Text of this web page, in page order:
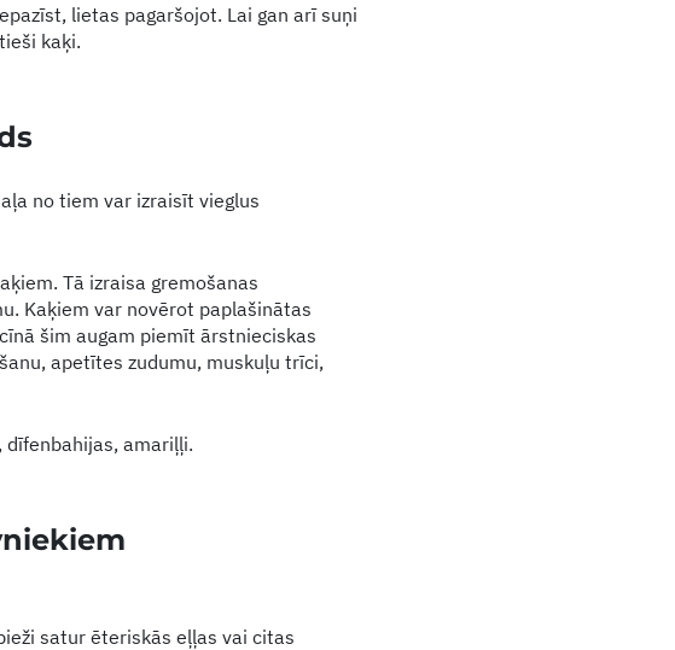
lietas pagaršojot. Lai gan arī suņi
kaķi.
no tiem var izraisīt vieglus
Tā izraisa gremošanas
Kaķiem var novērot paplašinātas
šim augam piemīt ārstnieciskas
apetītes zudumu, muskuļu trīci,
dīfenbahijas, amariļļi.
satur ēteriskās eļļas vai citas